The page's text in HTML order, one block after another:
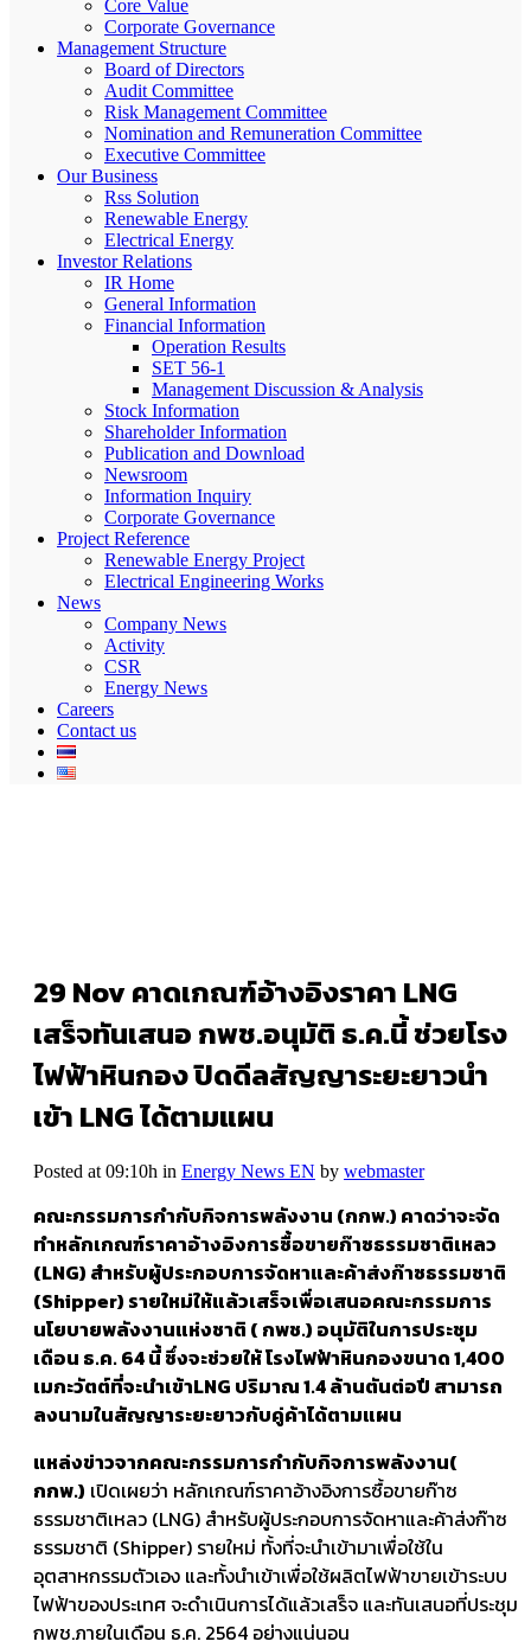
Core Value
Corporate Governance
Management Structure
Board of Directors
Audit Committee
Risk Management Committee
Nomination and Remuneration Committee
Executive Committee
Our Business
Rss Solution
Renewable Energy
Electrical Energy
Investor Relations
IR Home
General Information
Financial Information
Operation Results
SET 56-1
Management Discussion & Analysis
Stock Information
Shareholder Information
Publication and Download
Newsroom
Information Inquiry
Corporate Governance
Project Reference
Renewable Energy Project
Electrical Engineering Works
News
Company News
Activity
CSR
Energy News
Careers
Contact us
29 Novคาดเกณฑ์อ้างอิงราคา LNG
เสร็จทันเสนอ กพช.อนุมัติ ธ.ค.นี้ ช่วยโรง
ไฟฟ้าหินกอง ปิดดีลสัญญาระยะยาวนำ
เข้า LNG ได้ตามแผน
Posted at 09:10h in Energy News EN by webmaster
คณะกรรมการกำกับกิจการพลังงาน (กกพ.) คาดว่าจะจัด
ทำหลักเกณฑ์ราคาอ้างอิงการซื้อขายก๊าซธรรมชาติเหลว
(LNG) สำหรับผู้ประกอบการจัดหาและค้าส่งก๊าซธรรมชาติ
(Shipper) รายใหม่ให้แล้วเสร็จเพื่อเสนอคณะกรรมการ
นโยบายพลังงานแห่งชาติ ( กพช.) อนุมัติในการประชุม
เดือน ธ.ค. 64 นี้ ซึ่งจะช่วยให้ โรงไฟฟ้าหินกองขนาด 1,400
เมกะวัตต์ที่จะนำเข้าLNG ปริมาณ 1.4 ล้านตันต่อปี สามารถ
ลงนามในสัญญาระยะยาวกับคู่ค้าได้ตามแผน
แหล่งข่าวจากคณะกรรมการกำกับกิจการพลังงาน(
กกพ.) เปิดเผยว่า หลักเกณฑ์ราคาอ้างอิงการซื้อขายก๊าซ
ธรรมชาติเหลว (LNG) สำหรับผู้ประกอบการจัดหาและค้าส่งก๊าซ
ธรรมชาติ (Shipper) รายใหม่ ทั้งที่จะนำเข้ามาเพื่อใช้ใน
อุตสาหกรรมตัวเอง และทั้งนำเข้าเพื่อใช้ผลิตไฟฟ้าขายเข้าระบบ
ไฟฟ้าของประเทศ จะดำเนินการได้แล้วเสร็จ และทันเสนอที่ประชุม
กพช.ภายในเดือน ธ.ค. 2564 อย่างแน่นอน